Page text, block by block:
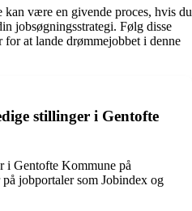
være en givende proces, hvis du
jobsøgningsstrategi. Følg disse
at lande drømmejobbet i denne
stillinger i Gentofte
i Gentofte Kommune på
jobportaler som Jobindex og